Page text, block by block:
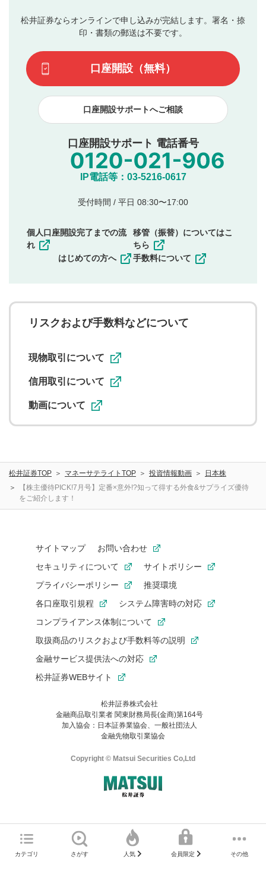
カテゴリ さがす 人気 会員限定 その他
3
動画の評価
です）
評価およびコメントは当社にて審査のうえ、掲載となり
ます。掲載されるまでに日数がかかる場合や掲載されない
てはお答えできません。各動画コンテンツへの掲載をもっ
て結果のご連絡といたします。ご了承ください。
下記の項目に該当すると判断された投稿内容は、掲載を
見合わせる場合がございます。
本動画コンテンツとは無関係の内容の投稿
他者への誹謗中傷や差別的表現投稿
公序良俗に反する内容の投稿
氏名、住所、電話番号など個人を特定できる情報の
他のサイトへの誘導や営利目的、広告・宣伝を目
他者の権利（商標、著作権、その他の知的財産
その他当社が不適切と判断した投稿
一度投稿した評価およびコメントの変更・削除はできま
ことを承諾したものとします。また、利用者は、コメント
に関する著作者人格権を行使しないことに同意します。利
用者が投稿したコメントは、当社サービスの広告・宣伝、
ることがあります。
松井証券ならオンラインで申し込みが完結します。署名・捺
印・書類の郵送は不要です。
口座開設（無料）
口座開設サポートへご相談
口座開設サポート 電話番号
IP電話等：03-5216-0617
受付時間 / 平日 08:30〜17:00
個人口座開設完了までの流
れ
はじめての方へ
移管（振替）についてはこ
ちら
手数料について
リスクおよび手数料などについて
現物取引について
信用取引について
動画について
松井証券TOP マネーサテライトTOP 投資情報動画
日本株
【株主優待PICK!7月号】定番×意外!?知って得する外食&サプライズ優待
をご紹介します！
サイトマップ
お問い合わせ
セキュリティについて
サイトポリシー
プライバシーポリシー
推奨環境
各口座取引規程
システム障害時の対応
コンプライアンス体制について
取扱商品のリスクおよび手数料等の説明
金融サービス提供法への対応
松井証券WEBサイト
松井証券株式会社
金融商品取引業者 関東財務局長(金商)第164号
加入協会：日本証券業協会、一般社団法人
金融先物取引業協会
Copyright © Matsui Securities Co,Ltd
マネーサテライトのWEBサイトへようこそ
直前にご覧いただいていたWEBサイトは、当社が作成したもので
ご利用の環境(Internet Explorer)は、本サイトの推奨環境外のた
め、
一部の機能が正常に動作しない可能性があります。
お気に入り機能は松井証券の会員限定の機能です。
お気に入り登録いただくと、後からいつでもお気に入りのコンテ
ンツを一覧でご確認いただけます。
ご利用いただくには口座開設が必要です。
はご利用の端末で一度ログインしてください。
ログイン